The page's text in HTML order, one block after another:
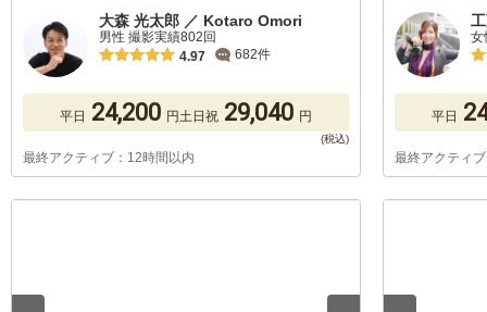
大森 光太郎 ／ Kotaro Omori
男性 撮影実績802回
4.97
682件
平日 24,200 円土日祝 29,040 円
最終アクティブ：12時間以内
女
平日
最終アクティ